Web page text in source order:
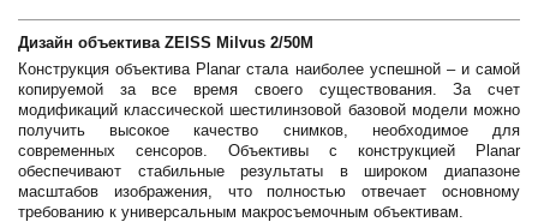
Дизайн объектива ZEISS Milvus 2/50M
Конструкция объектива Planar стала наиболее успешной – и самой
копируемой за все время своего существования. За счет
модификаций классической шестилинзовой базовой модели можно
получить высокое качество снимков, необходимое для
современных сенсоров. Объективы с конструкцией Planar
обеспечивают стабильные результаты в широком диапазоне
масштабов изображения, что полностью отвечает основному
требованию к универсальным макросъемочным объективам.